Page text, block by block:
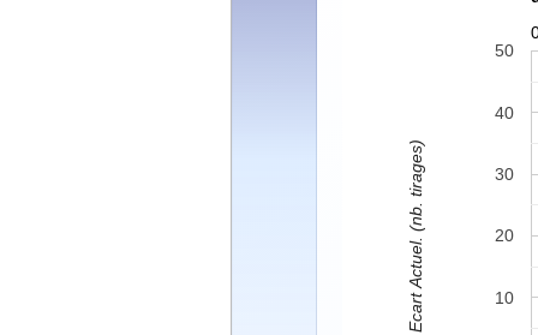
10
20
30
40
50
Ecart Actuel. (nb. tirages)